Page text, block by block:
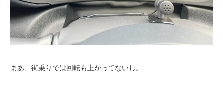
まあ、街乗りでは回転も上がってないし。